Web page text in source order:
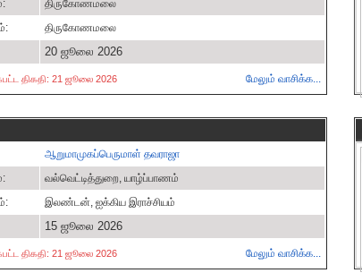
திருகோணமலை
திருகோணமலை
20 ஜூலை 2026
திகதி: 21 ஜூலை 2026 மேலும் வாசிக்க...
ஆறுமாமுகப்பெருமாள் தவராஜா
வல்வெட்டித்துறை, யாழ்ப்பாணம்
இலண்டன், ஐக்கிய இராச்சியம்
15 ஜூலை 2026
திகதி: 21 ஜூலை 2026 மேலும் வாசிக்க...